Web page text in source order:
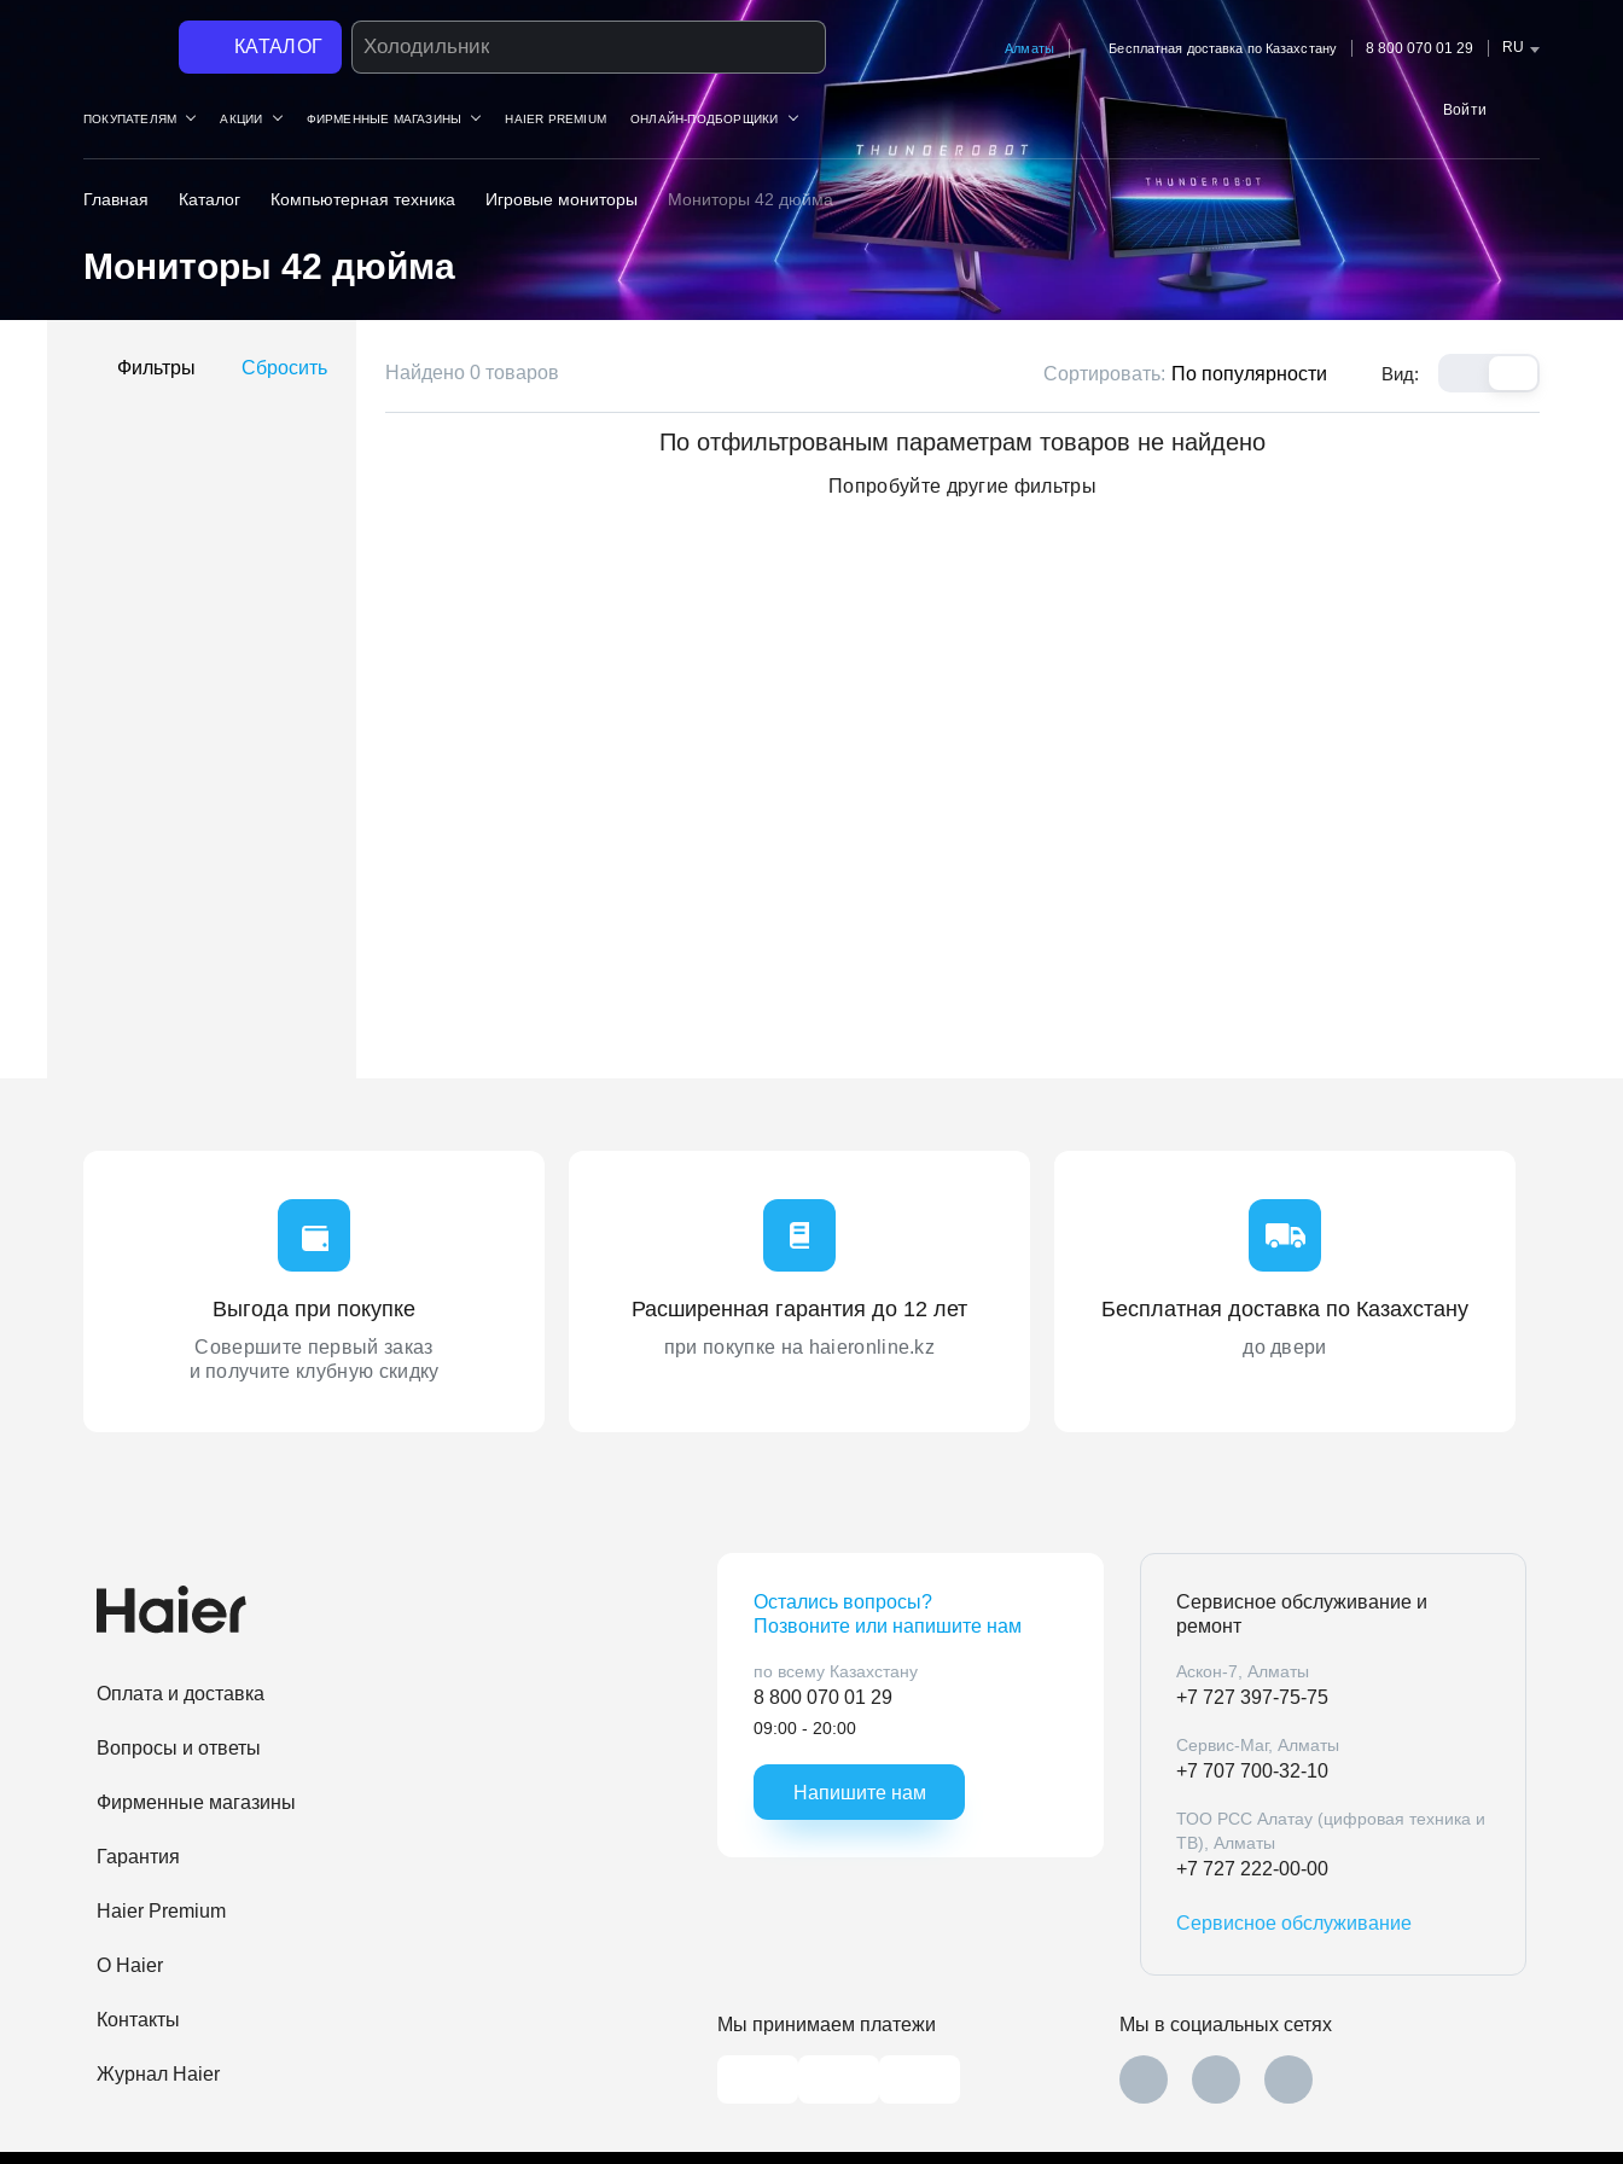
КАТАЛОГ
ПОКУПАТЕЛЯМ АКЦИИ ФИРМЕННЫЕ МАГАЗИНЫ HAIER PREMIUM ОНЛАЙН-ПОДБОРЩИКИ
Стиральная машина Алматы Бесплатная доставка по Казахстану 8 800 070 01 29 RU
Войти
Главная Каталог Компьютерная техника Игровые мониторы Мониторы 42 дюйма
Мониторы 42 дюйма
Фильтры Сбросить Найдено 0 товаров Сортировать: По популярности Вид:
По отфильтрованым параметрам товаров не найдено
Попробуйте другие фильтры
Выгода при покупке
Совершите первый заказ
и получите клубную скидку
Расширенная гарантия до 12 лет
при покупке на haieronline.kz
Бесплатная доставка по Казахстану
до двери
Оплата и доставка
Вопросы и ответы
Фирменные магазины
Гарантия
Haier Premium
O Haier
Контакты
Журнал Haier
Остались вопросы?
Позвоните или напишите нам
по всему Казахстану
8 800 070 01 29
09:00 - 20:00
Напишите нам
Сервисное обслуживание и
ремонт
Аскон-7, Алматы
+7 727 397-75-75
Сервис-Маг, Алматы
+7 707 700-32-10
ТОО РСС Алатау (цифровая техника и
ТВ), Алматы
+7 727 222-00-00
Сервисное обслуживание
Мы принимаем платежи Мы в социальных сетях